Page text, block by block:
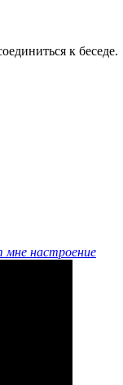
к беседе.
настроение